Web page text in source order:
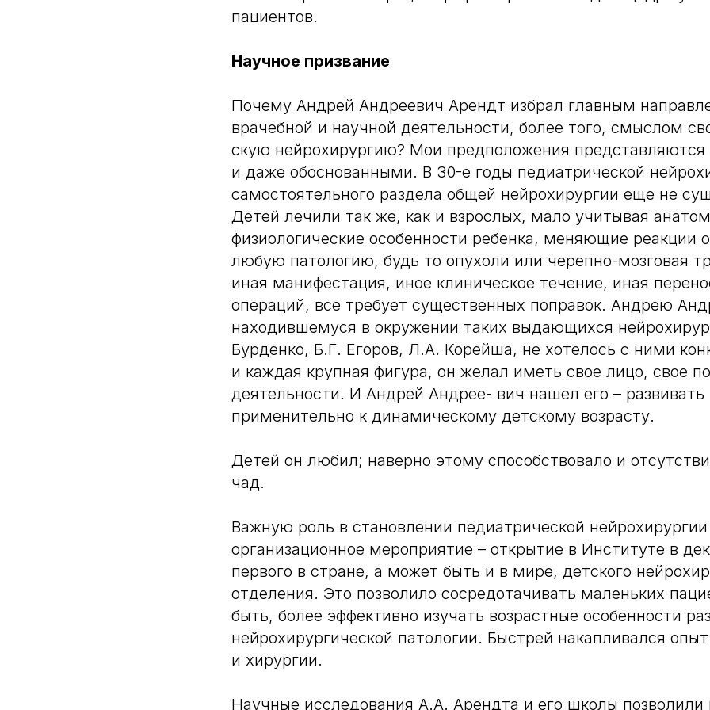
пациентов.
Научное призвание
Почему Андрей Андреевич Арендт избрал главным
врачебной и научной деятельности, более того, смыслом
скую нейрохирургию? Мои предположения
и даже обоснованными. В 30-е годы педиатрической
самостоятельного раздела общей нейрохирургии еще не
Детей лечили так же, как и взрослых, мало учитывая
физиологические особенности ребенка, меняющие реакции
любую патологию, будь то опухоли или черепно-мозговая
иная манифестация, иное клиническое течение, иная
операций, все требует существенных поправок. Андрею
находившемуся в окружении таких выдающихся
Бурденко, Б.Г. Егоров, Л.А. Корейша, не хотелось с ними
и каждая крупная фигура, он желал иметь свое лицо, свое
деятельности. И Андрей Андрее- вич нашел его –
применительно к динамическому детскому возрасту.
Детей он любил; наверно этому способствовало и
чад.
Важную роль в становлении педиатрической
организационное мероприятие – открытие в Институте в
первого в стране, а может быть и в мире, детского
отделения. Это позволило сосредотачивать маленьких
быть, более эффективно изучать возрастные особенности
нейрохирургической патологии. Быстрей накапливался
и хирургии.
Научные исследования А.А. Арендта и его школы позволили